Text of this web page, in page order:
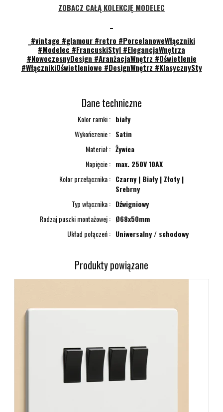
ZOBACZ CAŁĄ KOLEKCJĘ MODELEC
#vintage #glamour #retro #PorcelanoweWłączniki
#Modelec #FrancuskiStyl #ElegancjaWnętrza
#NowoczesnyDesign #AranżacjaWnętrz #Oświetlenie
#WłącznikiOświetleniowe #DesignWnętrz #KlasycznySty
Dane techniczne
Kolor ramki
biały
Wykończenie
Satin
Materiał
Żywica
Napięcie
max. 250V 10AX
Kolor przełącznika
Czarny | Biały | Złoty |
Srebrny
Typ włącznika
Dźwigniowy
Rodzaj puszki montażowej
Ø68x50mm
Układ połączeń
Uniwersalny / schodowy
Produkty powiązane